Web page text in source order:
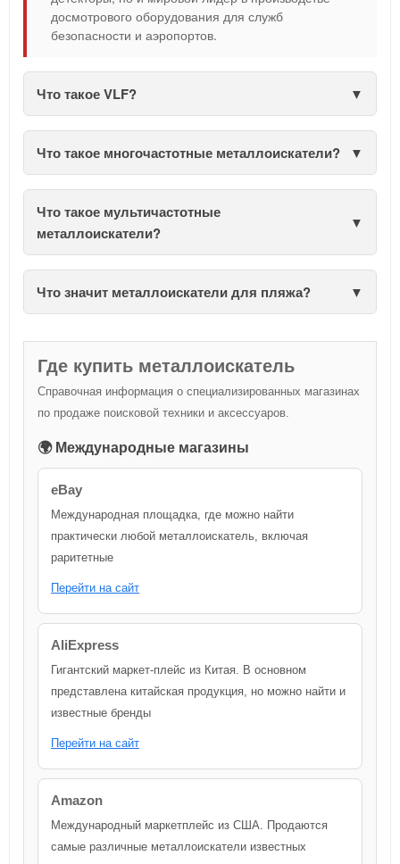
досмотрового оборудования для служб
безопасности и аэропортов.
Что такое VLF?
Что такое многочастотные металлоискатели?
Что такое мультичастотные
металлоискатели?
Что значит металлоискатели для пляжа?
Где купить металлоискатель
Справочная информация о специализированных магазинах
по продаже поисковой техники и аксессуаров.
🌍 Международные магазины
eBay
Международная площадка, где можно найти
практически любой металлоискатель, включая
раритетные
Перейти на сайт
AliExpress
Гигантский маркет-плейс из Китая. В основном
представлена китайская продукция, но можно найти и
известные бренды
Перейти на сайт
Amazon
Международный маркетплейс из США. Продаются
самые различные металлоискатели известных